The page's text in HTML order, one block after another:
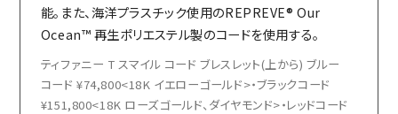
能。また、海洋プラスチック使用のREPREVE® Our
Ocean™ 再生ポリエステル製のコードを使用する。
ティファニー T スマイル コード ブレスレット(上から) ブルー
コード ¥74,800<18K イエローゴールド>・ブラックコード
¥151,800<18K ローズゴールド、ダイヤモンド>・レッドコード